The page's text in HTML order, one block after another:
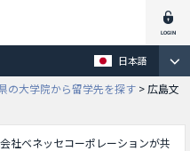
日本語
の大学院から留学先を探す > 広島文
社ベネッセコーポレーションが共